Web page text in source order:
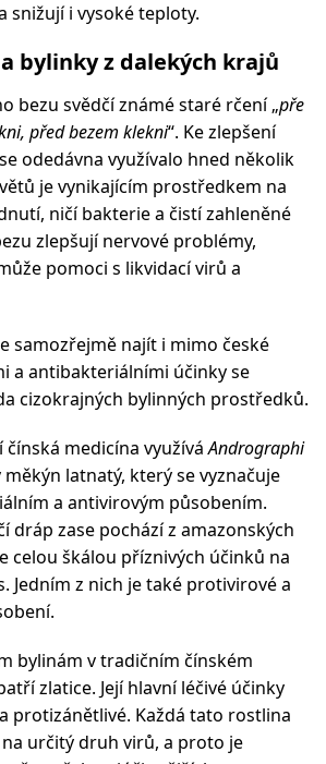
snižují i vysoké teploty.
bylinky z dalekých krajů
bezu svědčí známé staré rčení „pře
před bezem klekni“. Ke zlepšení
odedávna využívalo hned několik
je vynikajícím prostředkem na
ničí bakterie a čistí zahleněné
zlepšují nervové problémy,
pomoci s likvidací virů a
samozřejmě najít i mimo české
a antibakteriálními účinky se
cizokrajných bylinných prostředků.
medicína využíváAndrographi
měkýn latnatý, který se vyznačuje
a antivirovým působením.
dráp zase pochází z amazonských
celou škálou příznivých účinků na
Jedním z nich je také protivirové a
bylinám v tradičním čínském
zlatice. Její hlavní léčivé účinky
protizánětlivé. Každá tato rostlina
určitý druh virů, a proto je